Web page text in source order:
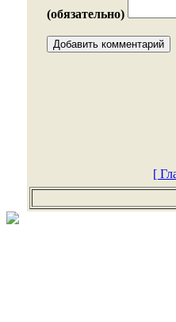
(обязательно)
[